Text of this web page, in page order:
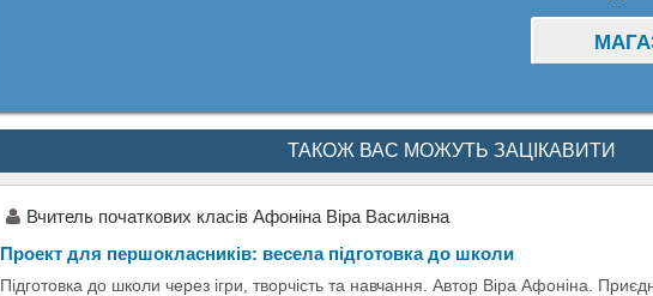
ТАКОЖ ВАС МОЖУТЬ ЗАЦІКАВИТИ
Вчитель початкових класів Афоніна Віра Василівна
Проект для першокласників: весела підготовка до школи
Підготовка до школи через ігри, творчість та навчання. Автор Віра Афоніна.